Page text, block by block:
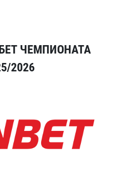
ЧЕМПИОНАТА
2026